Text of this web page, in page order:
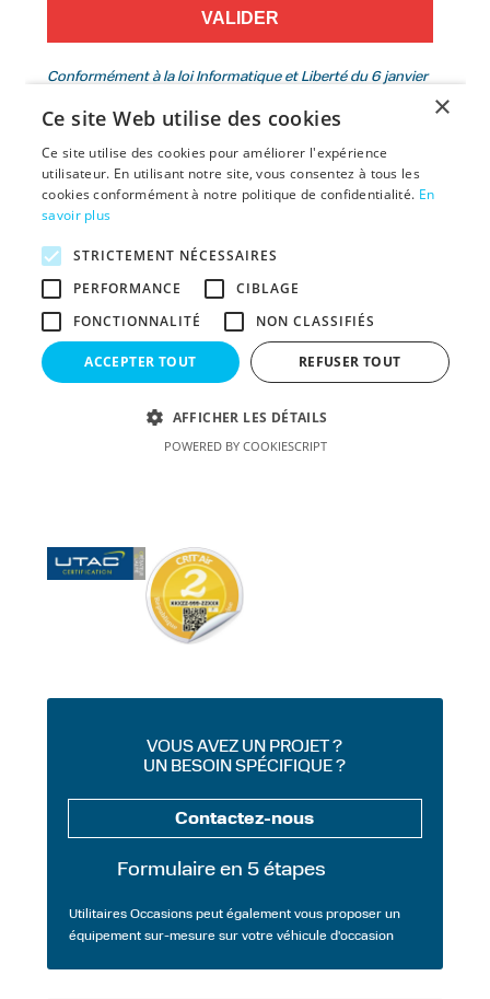
VOUS AVEZ UN PROJET ?
UN BESOIN SPÉCIFIQUE ?
Contactez-nous
Formulaire en 5 étapes
Utilitaires Occasions peut également vous proposer un
équipement sur-mesure sur votre véhicule d'occasion